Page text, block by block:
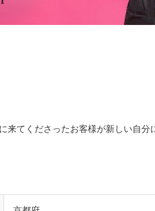
来てくださったお客様が新しい自